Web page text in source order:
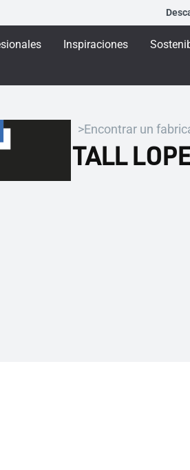
Inspiraciones
Encontrar un
TALL